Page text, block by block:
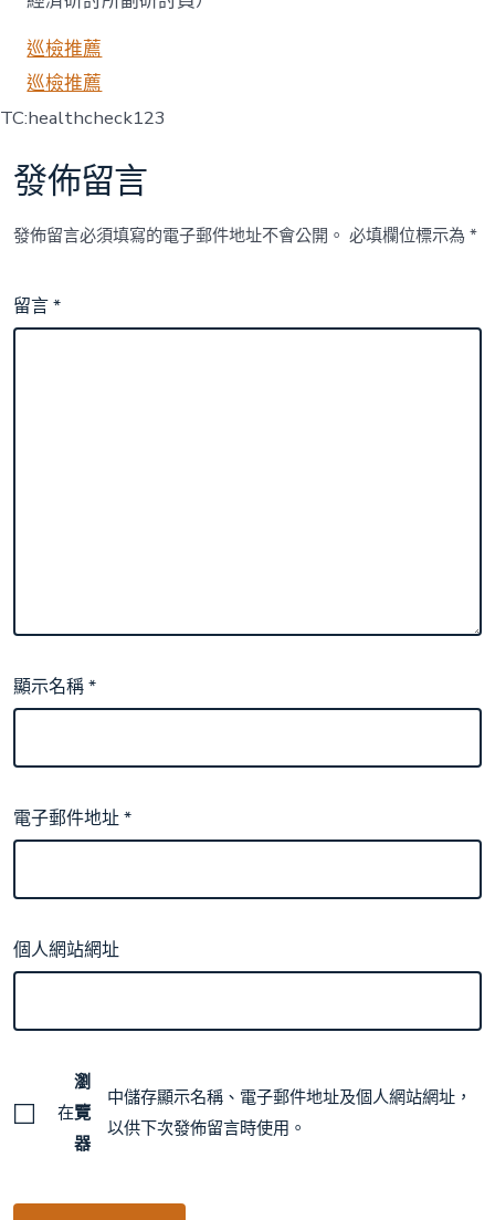
巡檢推薦
巡檢推薦
TC:healthcheck123
發佈留言
發佈留言必須填寫的電子郵件地址不會公開。 必填欄位標示為*
留言*
顯示名稱*
電子郵件地址*
個人網站網址
在
瀏
覽
器
中儲存顯示名稱、電子郵件地址及個人網站網址，
以供下次發佈留言時使用。